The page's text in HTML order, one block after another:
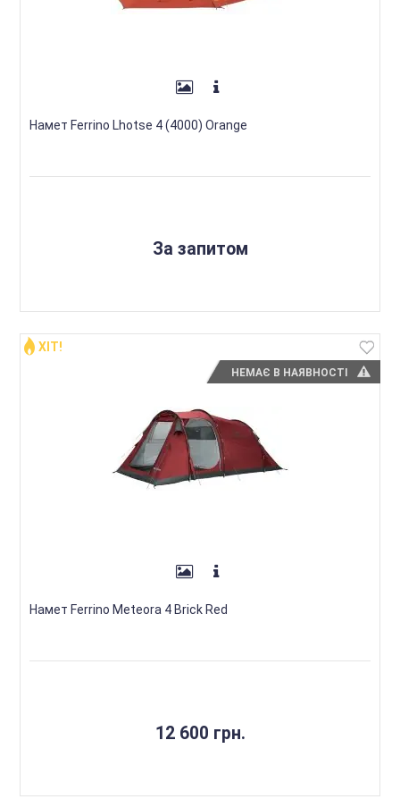
Намет Ferrino Lhotse 4 (4000) Orange
За запитом
НЕМАЄ В НАЯВНОСТІ
ХІТ!
Намет Ferrino Meteora 4 Brick Red
12 600 грн.